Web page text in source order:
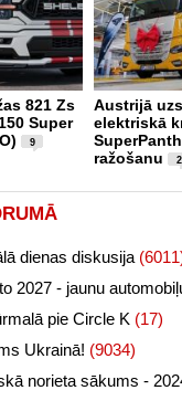
821 Zs
Super
9
Austrijā
elektriskā
ražošanu
2
dienas diskusija
2027 - jaunu
pie Circle K (17)
Ukrainā! (9034)
norieta sākums -